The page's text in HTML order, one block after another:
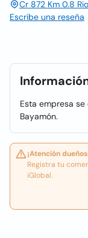
Cr 872 Km 0.8
Escribe una reseña
Esta empresa
Bayamón.
¡Atención
Registra tu
iGlobal.